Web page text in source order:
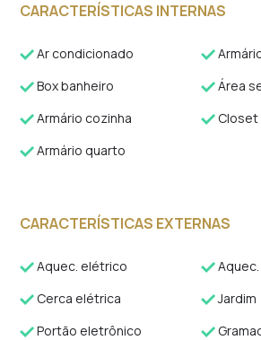
CARACTERÍSTICAS INTERNAS
Ar condicionado
Box banheiro
Área
Armário cozinha
Closet
Armário quarto
CARACTERÍSTICAS EXTERNAS
Aquec. elétrico
Cerca elétrica
Jardim
Portão eletrônico